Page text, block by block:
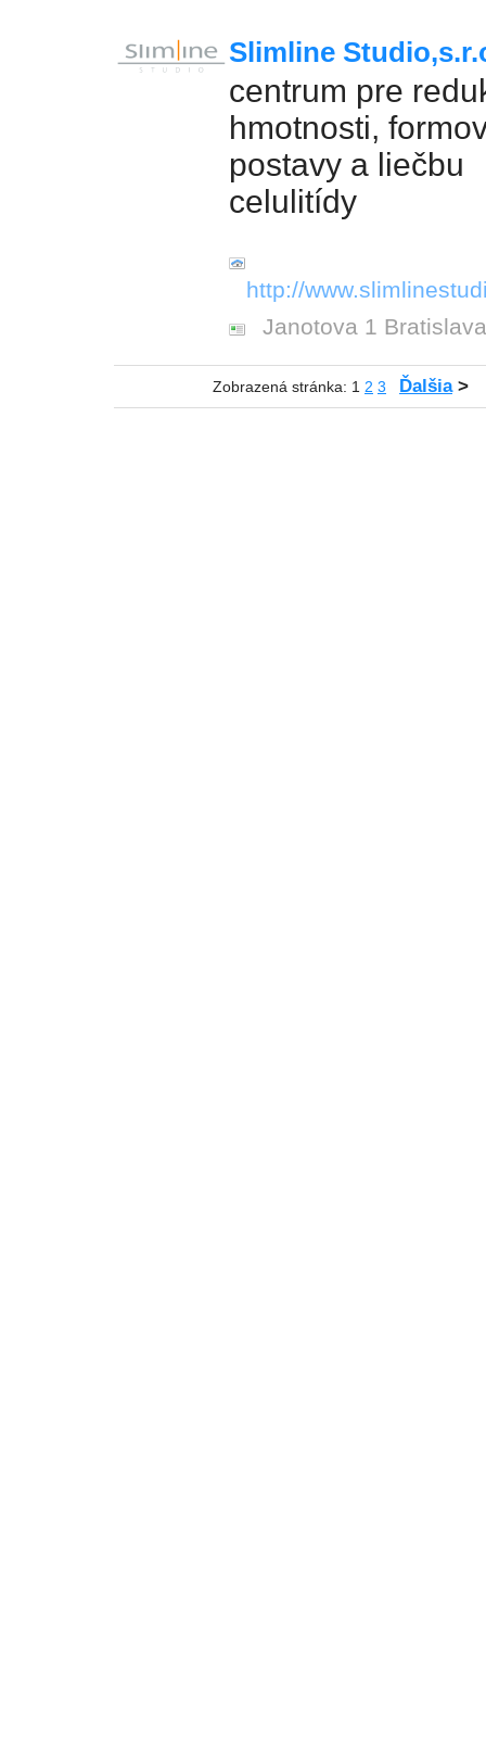
Slimline
centrum pre
hmotnosti,
postavy a liečbu
celulitídy
http://
Janotova 1 Bratislava
Zobrazená stránka: 1 2 3 Ďalšia>